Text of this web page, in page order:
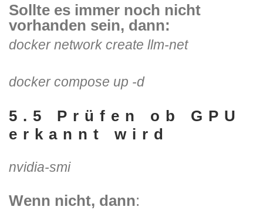
Sollte es immer noch nicht
vorhanden sein, dann:
docker network create llm-net
docker compose up -d
5.5 Prüfen ob GPU
erkannt wird
nvidia-smi
Wenn nicht, dann: